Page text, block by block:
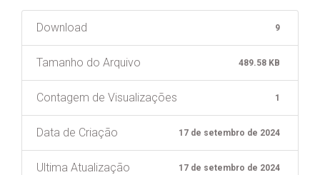
Download 9
Tamanho do Arquivo 489.58 KB
Contagem de Visualizações 1
Data de Criação 17 de setembro de 2024
Ultima Atualização 17 de setembro de 2024